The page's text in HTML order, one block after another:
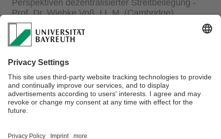
Perspektiven dezentralisierter Streitbeilegung - ​
Prof. Dr. Wiebke Voß, LL.M. (Cambridge)
Weiter Informationen finden Sie
Privacy policy / Disclaimer Terms of Use Legal Notice
Sitemap
Contact
Declaration on accessibility